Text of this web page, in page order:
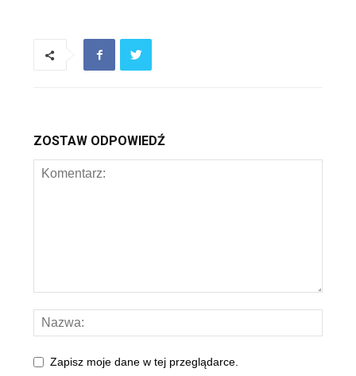
ZOSTAW ODPOWIEDŹ
Zapisz moje dane w tej przeglądarce.